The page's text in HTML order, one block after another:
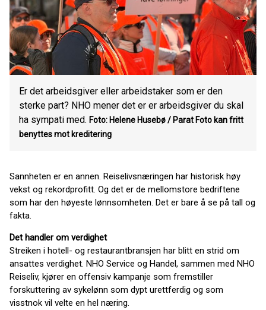
Er det arbeidsgiver eller arbeidstaker som er den
sterke part? NHO mener det er er arbeidsgiver du skal
ha sympati med. Foto: Helene Husebø / Parat Foto kan fritt
benyttes mot kreditering
Sannheten er en annen. Reiselivsnæringen har historisk høy
vekst og rekordprofitt. Og det er de mellomstore bedriftene
som har den høyeste lønnsomheten. Det er bare å se på tall og
fakta.
Det handler om verdighet
Streiken i hotell- og restaurantbransjen har blitt en strid om
ansattes verdighet. NHO Service og Handel, sammen med NHO
Reiseliv, kjører en offensiv kampanje som fremstiller
forskuttering av sykelønn som dypt urettferdig og som
visstnok vil velte en hel næring.